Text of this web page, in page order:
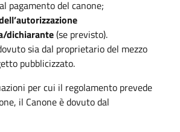
pagamento del canone;
dichiarante(se previsto).
sia dal proprietario del mezzo
pubblicizzato.
per cui il regolamento prevede
il Canone è dovuto dal